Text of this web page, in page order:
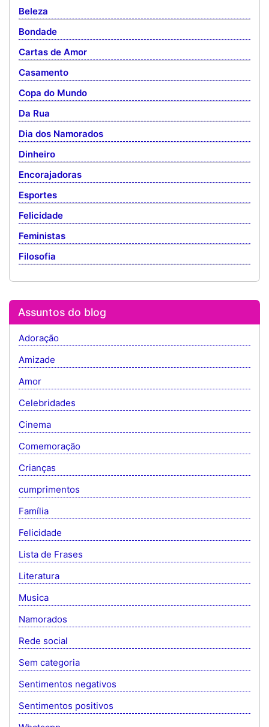
Beleza
Bondade
Cartas de Amor
Casamento
Copa do Mundo
Da Rua
Dia dos Namorados
Dinheiro
Encorajadoras
Esportes
Felicidade
Feministas
Filosofia
Assuntos do blog
Adoração
Amizade
Amor
Celebridades
Cinema
Comemoração
Crianças
cumprimentos
Família
Felicidade
Lista de Frases
Literatura
Musica
Namorados
Rede social
Sem categoria
Sentimentos negativos
Sentimentos positivos